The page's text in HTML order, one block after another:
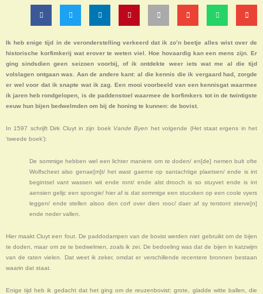
Ik heb enige tijd in de veronderstelling verkeerd dat ik zo’n beetje alles wist over de
historische korfimkerij wat erover te weten viel. Hoe hovaardig kan een mens zijn. Er
ging sindsdien geen seizoen voorbij, of ik ontdekte weer iets wat me al die tijd
volslagen ontgaan was. Aan de andere kant: al die kennis die ik vergaard had, zorgde
er wel voor dat ik snapte wat ik zag. Een mooi voorbeeld van een kennisgat waarmee
ik jaren heb rondgelopen, is de paddenstoel waarmee de korfimkers tot in de twintigste
eeuw hun bijen bedwelmden om bij de honing te kunnen: de bovist.
In 1597 schrijft Dirk Cluyt in zijn boek Vande Byen het volgende (Het staat ergens in het
‘tweede boek’):
De sommige hebben wel een lichter maniere om te doden/ en[de] nemen bult ofte
Wolfscheet also genae[m]t/ het wast gaerne op santachtige plaetsen/ ende is int
begintsel vant wassen wit ende ront/ ende alst drooch is so stuyvet ende is int
aensien gelijc een spongie/ hier af is dat sommige een stucxken op een coole vyers
leggen/ ende stellen alsoo den corf over dien rooc/ daer af sy terstont sterve[n]
ende neder vallen.
Hier maakt Cluyt een fout. De paddodampen van de bovist werden niet gebruikt om de bijen
te doden, maar om ze te bedwelmen, zoals ik zei. De bedoeling was dat de bijen in katzwijm
van de raten vielen. Dat weet ik zeker, omdat er verschillende recentere bronnen bestaan
waarin dat staat.
Enige tijd heb ik gedacht dat het ging om de reuzenbovist: grote, gladde witte ballen, die